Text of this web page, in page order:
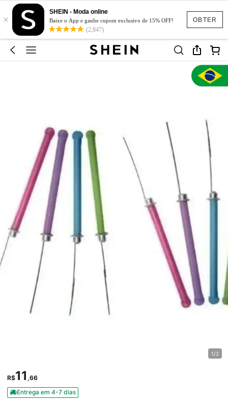
OBTER
×
SHEIN - Moda online
Baixe o App e ganhe cupom exclusivo de 15% OFF!
(2,847)
1/2
R$11 ,66
Entrega em 4-7 dias